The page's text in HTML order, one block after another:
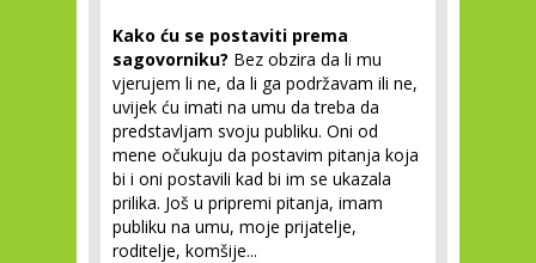
Kako ću se postaviti prema
sagovorniku? Bez obzira da li mu
vjerujem li ne, da li ga podržavam ili ne,
uvijek ću imati na umu da treba da
predstavljam svoju publiku. Oni od
mene očukuju da postavim pitanja koja
bi i oni postavili kad bi im se ukazala
prilika. Još u pripremi pitanja, imam
publiku na umu, moje prijatelje,
roditelje, komšije...